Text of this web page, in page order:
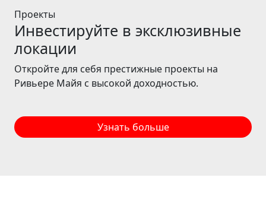
Проекты
Инвестируйте в эксклюзивные
локации
Откройте для себя престижные проекты на
Ривьере Майя с высокой доходностью.
Узнать больше